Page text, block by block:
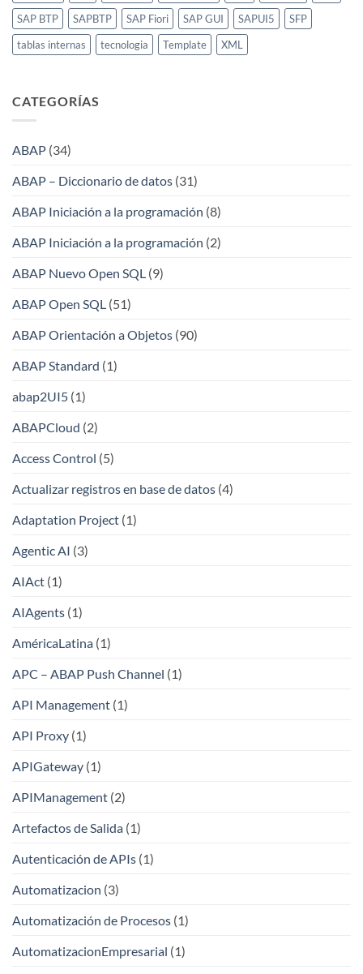
SAP BTP
SAPBTP SAP Fiori SAP GUI SAPUI5
SFP
tablas internas
tecnologia Template XML
CATEGORÍAS
ABAP (34)
ABAP – Diccionario de datos (31)
ABAP Iniciación a la programación (8)
ABAP Iniciación a la programación (2)
ABAP Nuevo Open SQL (9)
ABAP Open SQL (51)
ABAP Orientación a Objetos (90)
ABAP Standard (1)
abap2UI5 (1)
ABAPCloud (2)
Access Control (5)
Actualizar registros en base de datos (4)
Adaptation Project (1)
Agentic AI (3)
AIAct (1)
AIAgents (1)
AméricaLatina (1)
APC – ABAP Push Channel (1)
API Management (1)
API Proxy (1)
APIGateway (1)
APIManagement (2)
Artefactos de Salida (1)
Autenticación de APIs (1)
Automatizacion (3)
Automatización de Procesos (1)
AutomatizacionEmpresarial (1)